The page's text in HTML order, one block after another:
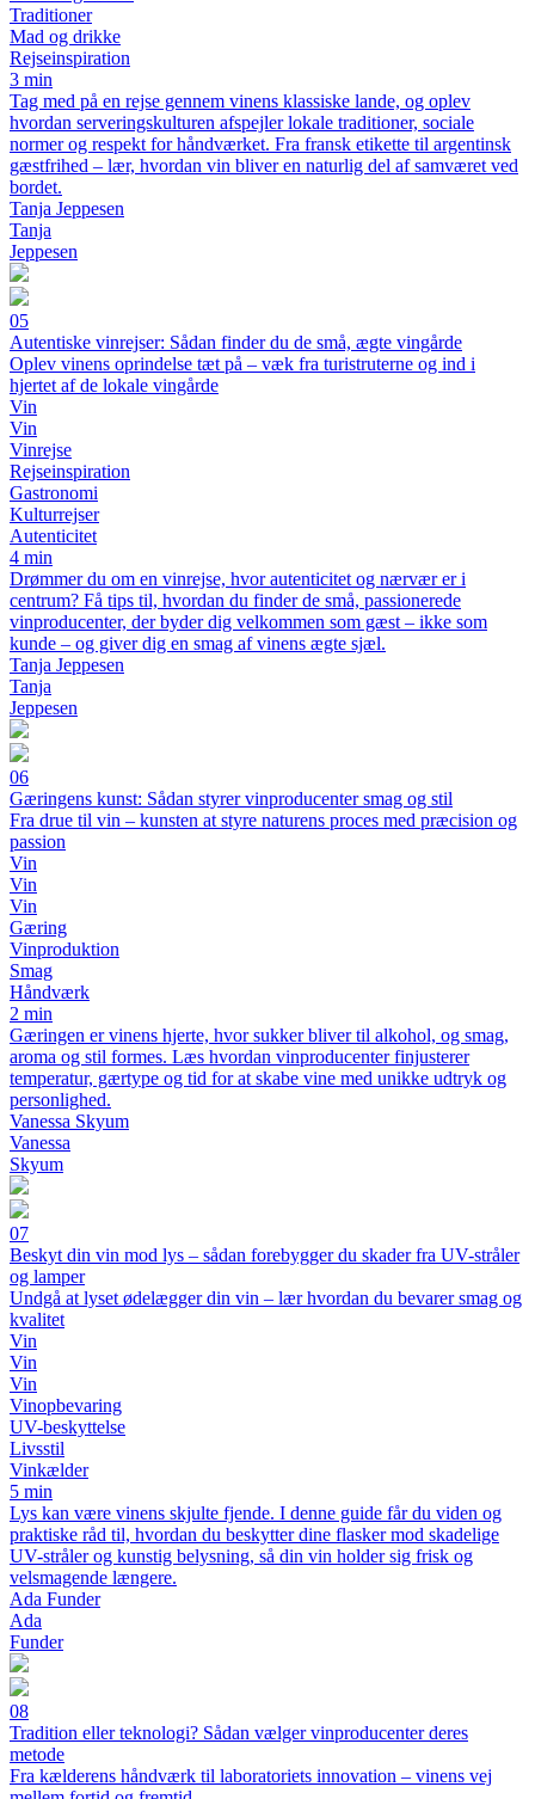
Traditioner
Mad og drikke
Rejseinspiration
3 min
Tag med på en rejse gennem vinens klassiske lande, og oplev
hvordan serveringskulturen afspejler lokale traditioner, sociale
normer og respekt for håndværket. Fra fransk etikette til argentinsk
gæstfrihed – lær, hvordan vin bliver en naturlig del af samværet ved
bordet.
Tanja Jeppesen
Tanja
Jeppesen
05
Autentiske vinrejser: Sådan finder du de små, ægte vingårde
Oplev vinens oprindelse tæt på – væk fra turistruterne og ind i
hjertet af de lokale vingårde
Vin
Vin
Vinrejse
Rejseinspiration
Gastronomi
Kulturrejser
Autenticitet
4 min
Drømmer du om en vinrejse, hvor autenticitet og nærvær er i
centrum? Få tips til, hvordan du finder de små, passionerede
vinproducenter, der byder dig velkommen som gæst – ikke som
kunde – og giver dig en smag af vinens ægte sjæl.
Tanja Jeppesen
Tanja
Jeppesen
06
Gæringens kunst: Sådan styrer vinproducenter smag og stil
Fra drue til vin – kunsten at styre naturens proces med præcision og
passion
Vin
Vin
Vin
Gæring
Vinproduktion
Smag
Håndværk
2 min
Gæringen er vinens hjerte, hvor sukker bliver til alkohol, og smag,
aroma og stil formes. Læs hvordan vinproducenter finjusterer
temperatur, gærtype og tid for at skabe vine med unikke udtryk og
personlighed.
Vanessa Skyum
Vanessa
Skyum
07
Beskyt din vin mod lys – sådan forebygger du skader fra UV-stråler
og lamper
Undgå at lyset ødelægger din vin – lær hvordan du bevarer smag og
kvalitet
Vin
Vin
Vin
Vinopbevaring
UV-beskyttelse
Livsstil
Vinkælder
5 min
Lys kan være vinens skjulte fjende. I denne guide får du viden og
praktiske råd til, hvordan du beskytter dine flasker mod skadelige
UV-stråler og kunstig belysning, så din vin holder sig frisk og
velsmagende længere.
Ada Funder
Ada
Funder
08
Tradition eller teknologi? Sådan vælger vinproducenter deres
metode
Fra kælderens håndværk til laboratoriets innovation – vinens vej